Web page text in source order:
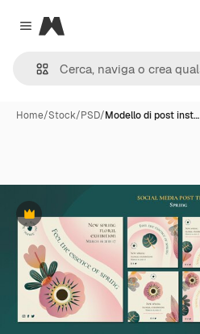
Close menu
Magnific
Home/Stock/PSD/Modello di post inst…
Premium